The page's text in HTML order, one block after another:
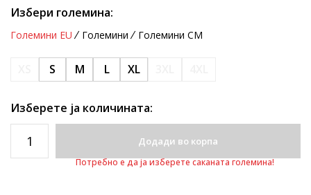
Избери големина:
Големини EU Големини Големини CM
S M L XL
Изберете ја количината:
Додади во корпа
Потребно е да ја изберете саканата големина!